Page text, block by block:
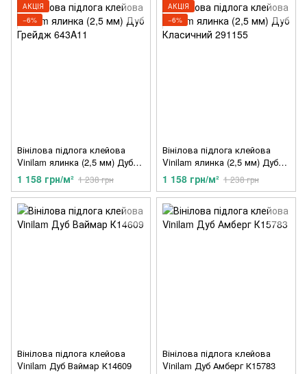
АКЦІЯ
−6%
Вінілова підлога клейова
Vinilam ялинка (2,5 мм) Дуб
Грейдж 643A11
1 158 грн/м² 1 238 грн
АКЦІЯ
−6%
Вінілова підлога клейова
Vinilam ялинка (2,5 мм) Дуб
Класичний 291155
1 158 грн/м² 1 238 грн
Вінілова підлога клейова
Vinilam Дуб Ваймар К14609
Вінілова підлога клейова
Vinilam Дуб Амберг К15783